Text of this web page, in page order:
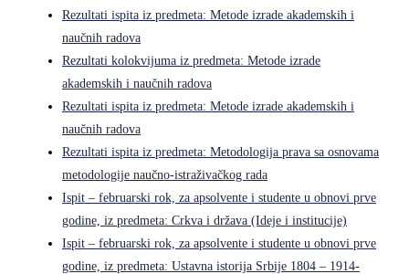
Rezultati ispita iz predmeta: Metode izrade akademskih i
naučnih radova
Rezultati kolokvijuma iz predmeta: Metode izrade
akademskih i naučnih radova
Rezultati ispita iz predmeta: Metode izrade akademskih i
naučnih radova
Rezultati ispita iz predmeta: Metodologija prava sa osnovama
metodologije naučno-istraživačkog rada
Ispit – februarski rok, za apsolvente i studente u obnovi prve
godine, iz predmeta: Crkva i država (Ideje i institucije)
Ispit – februarski rok, za apsolvente i studente u obnovi prve
godine, iz predmeta: Ustavna istorija Srbije 1804 – 1914-